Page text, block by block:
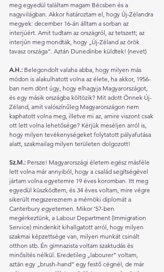
meg egyedül találtam magam Bécsben és a
nagyvilágban. Akkor határoztam el, hogy Új-Zélandra
megyek: december 16-án álltam a sorban az
interjúért. Amit tudtam az országról, az tetszett; az
interjún meg mondták, hogy „Új-Zéland az örök
tavasz országa”. Aztán Dunedinbe küldtek! (nevet)
A.H.: Belegondolt valaha abba, hogy milyen más
módon is alakulhatott volna az élete, ha akkor, 1956-
ban nem dönt úgy, hogy elhagyja Magyarországot,
és egy másik országba költözik? Mit adott Önnek Új-
Zéland, amit valószínűleg Magyarországon nem
kaphatott volna meg, illetve mi az, amire viszont csak
ott lett volna lehetősége? Kérjük meséljen arról is,
hogy milyen tevékenységeket folytatott pályafutása
alatt, szakmailag milyen területen dolgozott!
Sz.M.: Persze! Magyarországi életem egész másféle
lett volna már annyiból, hogy a család segítségével
jártam volna egyetemre 19 éves koromban. Itt meg
egyedül küszködtem, és 34 éves voltam, mire végre
sikerült megszereznem a mérnöki diplomát a
Canterbury egyetemen. Mikor ’57-ben
megérkeztünk, a Labour Department (Immigration
Service) mindenkit kihallgatott arról, hogy milyen
szakmai képzettsége van, milyen munkát csinált
otthon stb. Én gimnazista voltam szaktudás és
minősítés nélkül. Eredetileg „labourer” voltam,
aztán egy „brush-hand” egy festő cégnél, de már